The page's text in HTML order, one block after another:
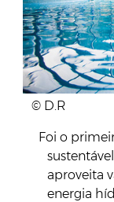
© D.R
Foi o
aproveita
energia